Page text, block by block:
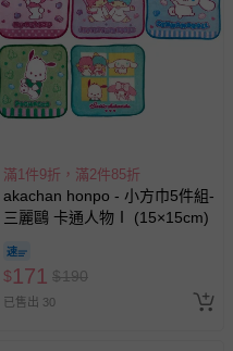
滿1件9折，滿2件85折
akachan honpo - 小方巾5件組-
三麗鷗 卡通人物Ⅰ (15×15cm)
$171 $190
已售出 30